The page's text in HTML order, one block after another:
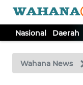
Nasional Daerah
Wahana News
TV
Tutup